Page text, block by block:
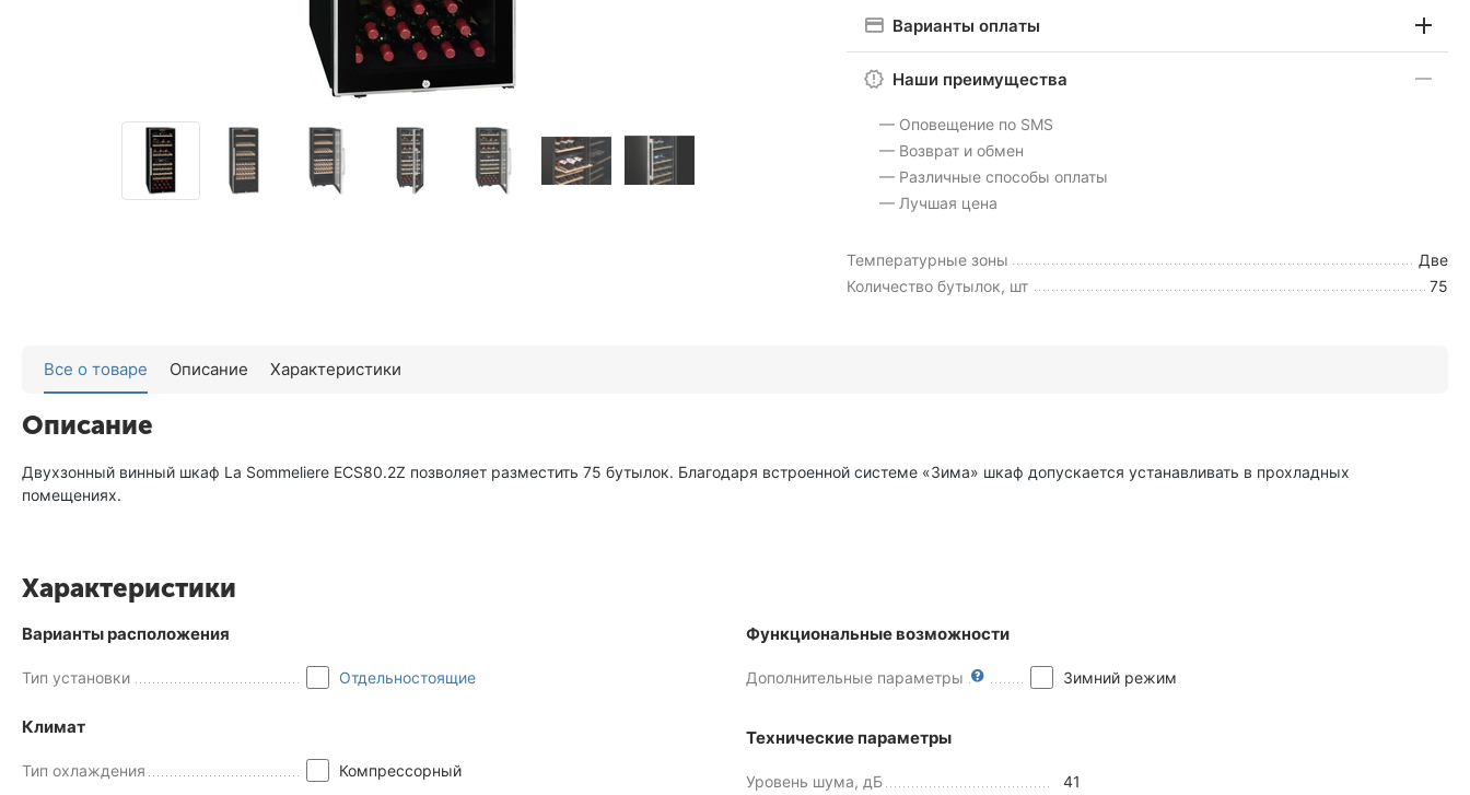
Варианты оплаты
Наши преимущества
— Оповещение по SMS
— Возврат и обмен
— Различные способы оплаты
— Лучшая цена
Температурные зоны
Две
Количество бутылок, шт
75
Все о товаре Описание Характеристики
Описание
Двухзонный винный шкаф La Sommeliere ECS80.2Z позволяет разместить 75 бутылок. Благодаря встроенной системе «Зима» шкаф допускается устанавливать в прохладных
помещениях.
Характеристики
Варианты расположения
Тип установки Отдельностоящие
Климат
Тип охлаждения Компрессорный
Функциональные возможности
Дополнительные параметры Зимний режим
Технические параметры
Уровень шума, дБ 41